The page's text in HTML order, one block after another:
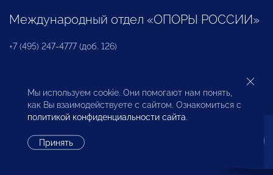
Международный отдел «ОПОРЫ РОССИИ»
+7 (495) 247-4777 (доб. 126)
Бюро по защите прав предпринимателей и
инвесторов
Мы используем cookie. Они помогают нам понять,
как Вы взаимодействуете с сайтом. Ознакомиться с
политикой конфиденциальности сайта.
Принять